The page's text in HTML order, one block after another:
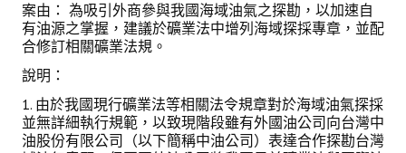
案由： 為吸引外商參與我國海域油氣之探勘，以加速自
有油源之掌握，建議於礦業法中增列海域探採專章，並配
合修訂相關礦業法規。
說明：
1. 由於我國現行礦業法等相關法令規章對於海域油氣探採
並無詳細執行規範，以致現階段雖有外國油公司向台灣中
油股份有限公司（以下簡稱中油公司）表達合作探勘台灣